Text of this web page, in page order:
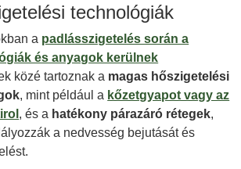
technológiák
a padlásszigetelés során a
és anyagok kerülnek
közé tartoznak a magas hőszigetelési
, mint például a kőzetgyapot vagy az
, és a hatékony párazáró rétegek,
a nedvesség bejutását és